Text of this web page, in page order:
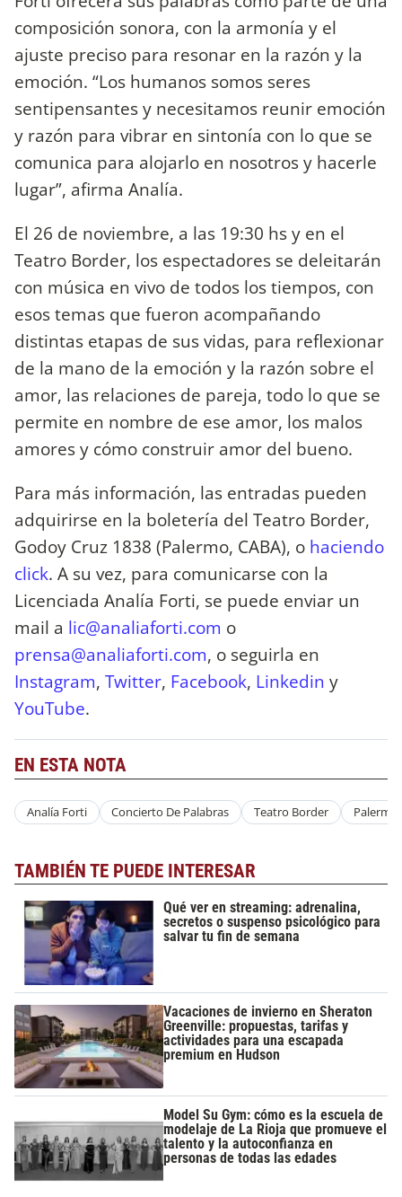
composición sonora, con la armonía y el
ajuste preciso para resonar en la razón y la
emoción. “Los humanos somos seres
sentipensantes y necesitamos reunir emoción
y razón para vibrar en sintonía con lo que se
comunica para alojarlo en nosotros y hacerle
lugar”, afirma Analía.
El 26 de noviembre, a las 19:30 hs y en el
Teatro Border, los espectadores se deleitarán
con música en vivo de todos los tiempos, con
esos temas que fueron acompañando
distintas etapas de sus vidas, para reflexionar
de la mano de la emoción y la razón sobre el
amor, las relaciones de pareja, todo lo que se
permite en nombre de ese amor, los malos
amores y cómo construir amor del bueno.
Para más información, las entradas pueden
adquirirse en la boletería del Teatro Border,
Godoy Cruz 1838 (Palermo, CABA), o haciendo
click. A su vez, para comunicarse con la
Licenciada Analía Forti, se puede enviar un
mail a lic@analiaforti.com o
prensa@analiaforti.com, o seguirla en
Instagram, Twitter, Facebook, Linkedin y
YouTube.
EN ESTA NOTA
Analía Forti Concierto De Palabras Teatro Border Palermo
TAMBIÉN TE PUEDE INTERESAR
Qué ver en streaming: adrenalina,
secretos o suspenso psicológico para
salvar tu fin de semana
Vacaciones de invierno en Sheraton
Greenville: propuestas, tarifas y
actividades para una escapada
premium en Hudson
Model Su Gym: cómo es la escuela de
modelaje de La Rioja que promueve el
talento y la autoconfianza en
personas de todas las edades